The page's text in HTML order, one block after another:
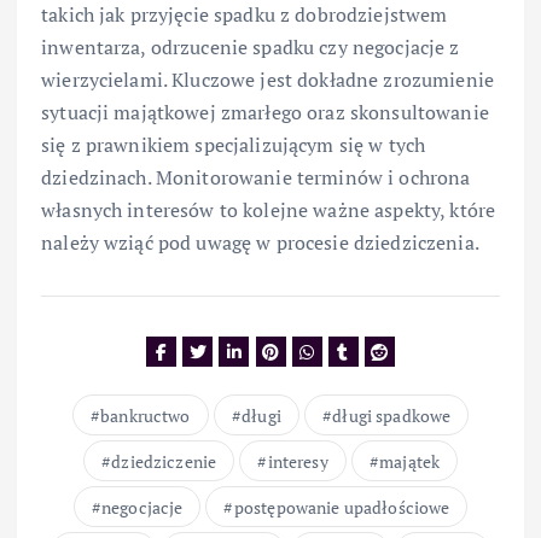
takich jak przyjęcie spadku z dobrodziejstwem
inwentarza, odrzucenie spadku czy negocjacje z
wierzycielami. Kluczowe jest dokładne zrozumienie
sytuacji majątkowej zmarłego oraz skonsultowanie
się z prawnikiem specjalizującym się w tych
dziedzinach. Monitorowanie terminów i ochrona
własnych interesów to kolejne ważne aspekty, które
należy wziąć pod uwagę w procesie dziedziczenia.
bankructwo długi
długi spadkowe
dziedziczenie
interesy
majątek
negocjacje
postępowanie upadłościowe